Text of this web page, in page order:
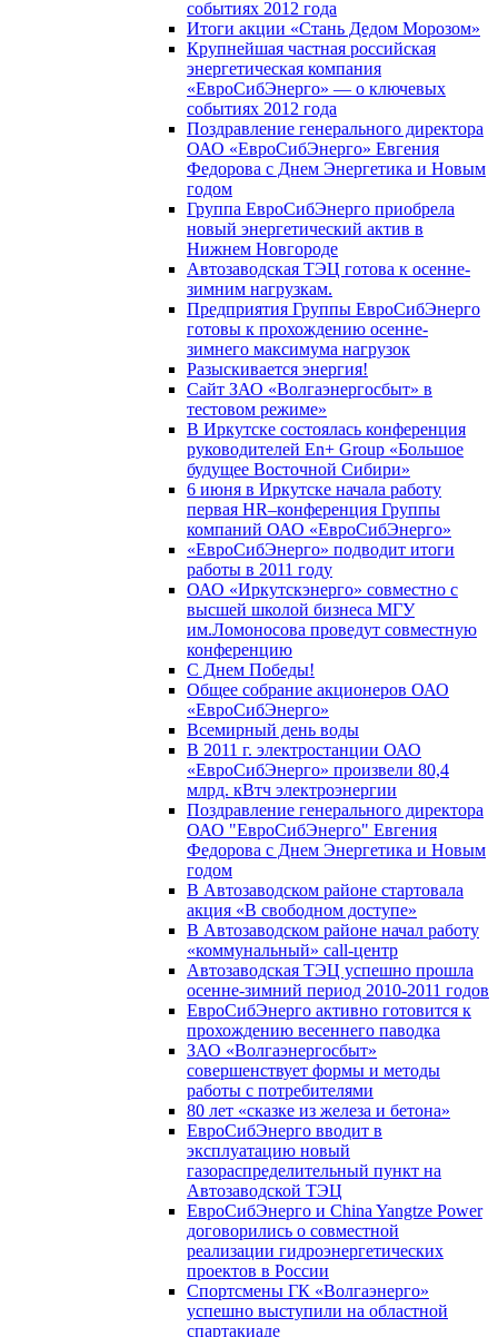
событиях 2012 года
Итоги акции «Стань Дедом Морозом»
Крупнейшая частная российская
энергетическая компания
«ЕвроСибЭнерго» — о ключевых
событиях 2012 года
Поздравление генерального директора
ОАО «ЕвроСибЭнерго» Евгения
Федорова с Днем Энергетика и Новым
годом
Группа ЕвроСибЭнерго приобрела
новый энергетический актив в
Нижнем Новгороде
Автозаводская ТЭЦ готова к осенне-
зимним нагрузкам.
Предприятия Группы ЕвроСибЭнерго
готовы к прохождению осенне-
зимнего максимума нагрузок
Разыскивается энергия!
Сайт ЗАО «Волгаэнергосбыт» в
тестовом режиме»
В Иркутске состоялась конференция
руководителей En+ Group «Большое
будущее Восточной Сибири»
6 июня в Иркутске начала работу
первая HR–конференция Группы
компаний ОАО «ЕвроСибЭнерго»
«ЕвроСибЭнерго» подводит итоги
работы в 2011 году
ОАО «Иркутскэнерго» совместно с
высшей школой бизнеса МГУ
им.Ломоносова проведут совместную
конференцию
С Днем Победы!
Общее собрание акционеров ОАО
«ЕвроСибЭнерго»
Всемирный день воды
В 2011 г. электростанции ОАО
«ЕвроСибЭнерго» произвели 80,4
млрд. кВтч электроэнергии
Поздравление генерального директора
ОАО "ЕвроСибЭнерго" Евгения
Федорова с Днем Энергетика и Новым
годом
В Автозаводском районе стартовала
акция «В свободном доступе»
В Автозаводском районе начал работу
«коммунальный» call-центр
Автозаводская ТЭЦ успешно прошла
осенне-зимний период 2010-2011 годов
ЕвроСибЭнерго активно готовится к
прохождению весеннего паводка
ЗАО «Волгаэнергосбыт»
совершенствует формы и методы
работы с потребителями
80 лет «сказке из железа и бетона»
ЕвроСибЭнерго вводит в
эксплуатацию новый
газораспределительный пункт на
Автозаводской ТЭЦ
ЕвроСибЭнерго и China Yangtze Power
договорились о совместной
реализации гидроэнергетических
проектов в России
Спортсмены ГК «Волгаэнерго»
успешно выступили на областной
спартакиаде